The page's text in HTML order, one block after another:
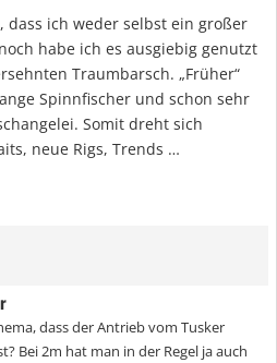
dass ich weder selbst ein großer
habe ich es ausgiebig genutzt
Traumbarsch. „Früher“
Spinnfischer und schon sehr
Somit dreht sich
neue Rigs, Trends …
dass der Antrieb vom Tusker
Bei 2m hat man in der Regel ja auch